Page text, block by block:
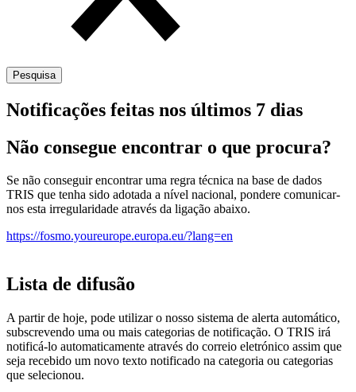
Pesquisa
Notificações feitas nos últimos 7 dias
Não consegue encontrar o que procura?
Se não conseguir encontrar uma regra técnica na base de dados
TRIS que tenha sido adotada a nível nacional, pondere comunicar-
nos esta irregularidade através da ligação abaixo.
https://fosmo.youreurope.europa.eu/?lang=en
Lista de difusão
A partir de hoje, pode utilizar o nosso sistema de alerta automático,
subscrevendo uma ou mais categorias de notificação. O TRIS irá
notificá-lo automaticamente através do correio eletrónico assim que
seja recebido um novo texto notificado na categoria ou categorias
que selecionou.